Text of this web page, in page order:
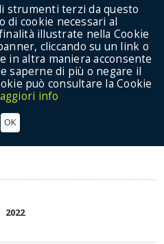
Menu
SONO UN
2022
strumenti terzi da questo
di cookie necessari al
illustrate nella Cookie
cliccando su un link o
in altra maniera acconsente
saperne di più o negare il
può consultare la Cookie
info
OK